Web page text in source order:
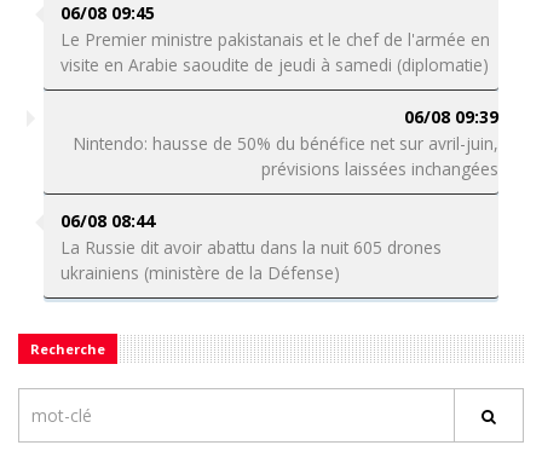
06/08 09:45
Le Premier ministre pakistanais et le chef de l'armée en
visite en Arabie saoudite de jeudi à samedi (diplomatie)
06/08 09:39
Nintendo: hausse de 50% du bénéfice net sur avril-juin,
prévisions laissées inchangées
06/08 08:44
La Russie dit avoir abattu dans la nuit 605 drones
ukrainiens (ministère de la Défense)
Recherche